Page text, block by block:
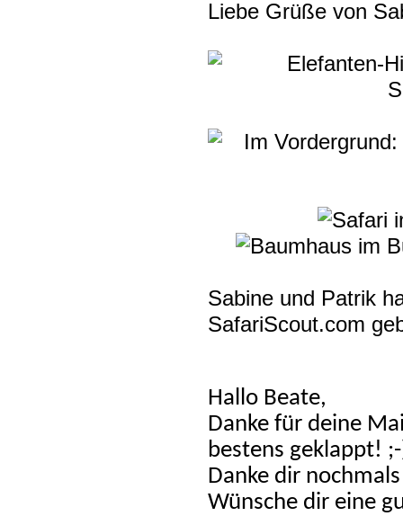
Liebe Grüße von
Sabine und Patrik
SafariScout.com
Hallo Beate,
Danke für deine
bestens geklappt!
Danke dir
Wünsche dir eine